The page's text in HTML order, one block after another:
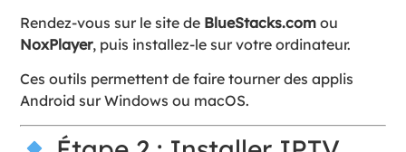
Rendez-vous sur le site de BlueStacks.com ou
NoxPlayer, puis installez-le sur votre ordinateur.
Ces outils permettent de faire tourner des applis
Android sur Windows ou macOS.